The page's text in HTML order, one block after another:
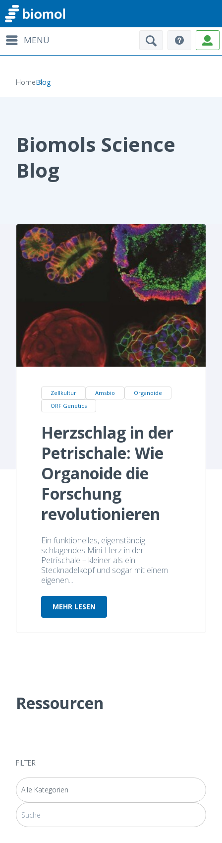
MENÜ
HomeBlog
Biomols Science
Blog
Zellkultur Amsbio
Organoide
ORF Genetics
Herzschlag in der
Petrischale: Wie
Organoide die
Forschung
revolutionieren
Ein funktionelles, eigenständig
schlagendes Mini-Herz in der
Petrischale – kleiner als ein
Stecknadelkopf und sogar mit einem
eigenen...
MEHR LESEN
Ressourcen
FILTER
Dies ist ein Suchfeld mit einer automatischen